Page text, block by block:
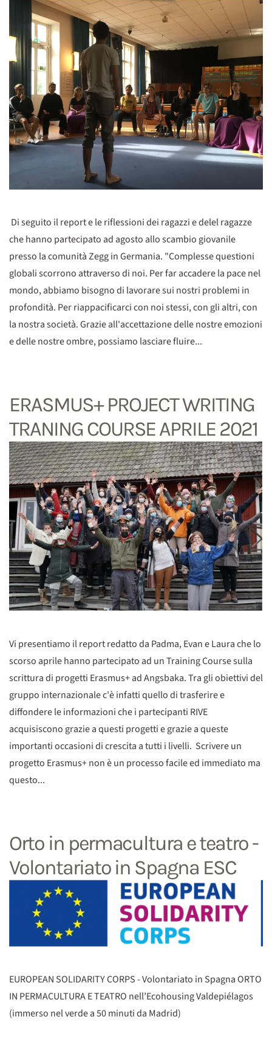
Di seguito il report e le riflessioni dei ragazzi e delel ragazze
che hanno partecipato ad agosto allo scambio giovanile
presso la comunità Zegg in Germania. "Complesse questioni
globali scorrono attraverso di noi. Per far accadere la pace nel
mondo, abbiamo bisogno di lavorare sui nostri problemi in
profondità. Per riappacificarci con noi stessi, con gli altri, con
la nostra società. Grazie all'accettazione delle nostre emozioni
e delle nostre ombre, possiamo lasciare fluire...
ERASMUS+ PROJECT WRITING
TRANING COURSE APRILE 2021
Vi presentiamo il report redatto da Padma, Evan e Laura che lo
scorso aprile hanno partecipato ad un Training Course sulla
scrittura di progetti Erasmus+ ad Angsbaka. Tra gli obiettivi del
gruppo internazionale c'è infatti quello di trasferire e
diffondere le informazioni che i partecipanti RIVE
acquisiscono grazie a questi progetti e grazie a queste
importanti occasioni di crescita a tutti i livelli. Scrivere un
progetto Erasmus+ non è un processo facile ed immediato ma
questo...
Orto in permacultura e teatro -
Volontariato in Spagna ESC
EUROPEAN SOLIDARITY CORPS - Volontariato in Spagna ORTO
IN PERMACULTURA E TEATRO nell’Ecohousing Valdepiélagos
(immerso nel verde a 50 minuti da Madrid)